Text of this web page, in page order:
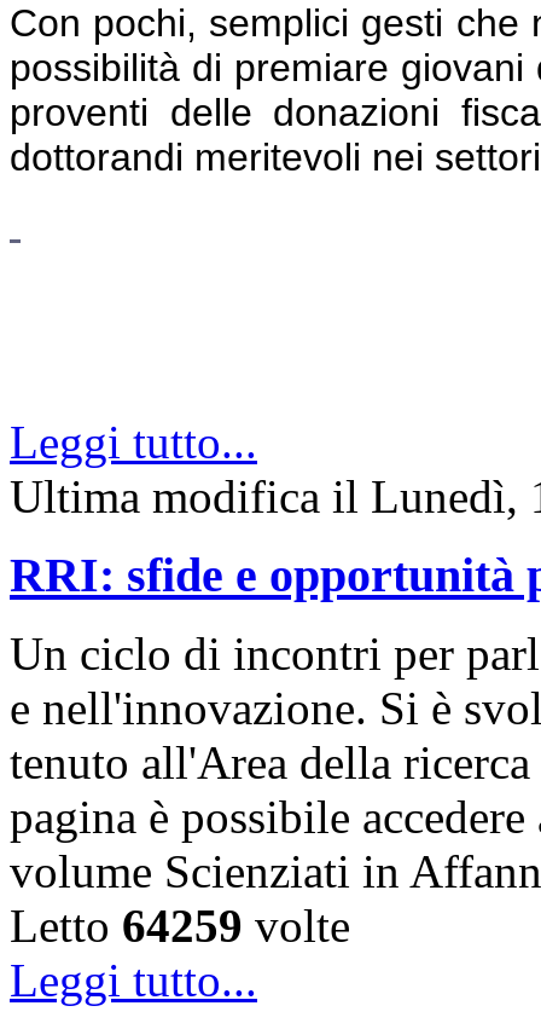
Con pochi, semplici gesti
possibilità di premiare
proventi delle donazioni
dottorandi meritevoli nei
Leggi tutto...
Ultima modifica il Lunedì,
RRI: sfide e opportunità
Un ciclo di incontri per
e nell'innovazione. Si è
tenuto all'Area della
pagina è possibile
volume Scienziati in
Letto 64259 volte
Leggi tutto...